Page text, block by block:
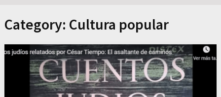
Category: Cultura popular